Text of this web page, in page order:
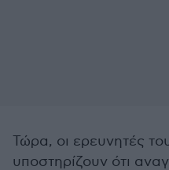
Τώρα, οι ερευνητές
υποστηρίζουν ότι